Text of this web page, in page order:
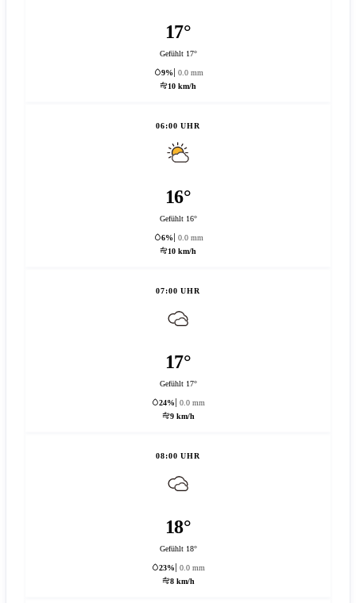
17°
Gefühlt 17°
9%
0.0 mm
10 km/h
06:00 UHR
16°
Gefühlt 16°
6%
0.0 mm
10 km/h
07:00 UHR
17°
Gefühlt 17°
24%
0.0 mm
9 km/h
08:00 UHR
18°
Gefühlt 18°
23%
0.0 mm
8 km/h